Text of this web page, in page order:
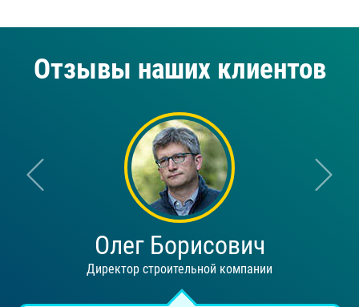
Отзывы наших клиентов
Олег Борисович
Директор строительной компании